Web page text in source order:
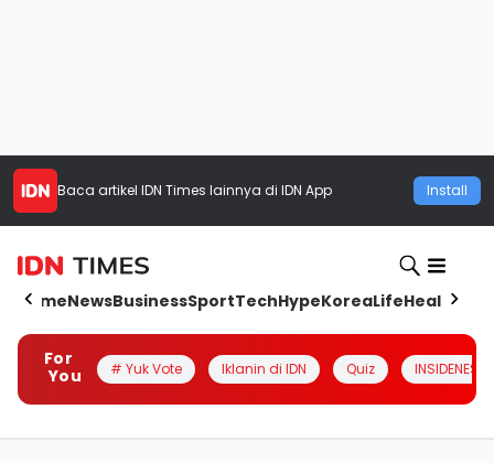
Baca artikel IDN Times lainnya di IDN App Install
HomeNewsBusinessSportTechHypeKoreaLifeHealth
For
You
# Yuk Vote Iklanin di IDN Quiz INSIDENESIA